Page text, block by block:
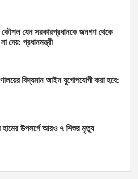
কৌশল যেন সরকারপ্রধানকে জনগণ থেকে
দেয়: প্রধানমন্ত্রী
বিদ্যমান আইন যুগোপযোগী করা হবে:
হামের উপসর্গে আরও ৭ শিশুর মৃত্যু